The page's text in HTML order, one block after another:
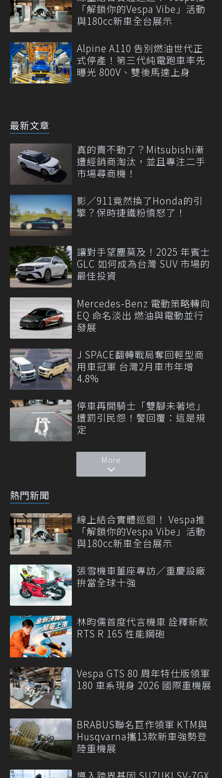
「解鎖你的Vespa Vibe」活動
與180cc新車全台展示
Alpine A110 告別燃油世代正
式停產！第三代純電跑車率先
曝光 800V、雙後馬達上身
最新文章
真的賣不動了？Mitsubishi漸
遭經銷商淘汰，並且專注二手
市場尋商機！
影／911竟然換了Honda的引
擎？保時捷鐵粉憤怒了！
讓對手望塵莫及！2025 年賓士
GLC 如何成為台灣 SUV 市場的
最佳投資
Mercedes-Benz 電動策略轉向
EQ 命名淡出 燃油與電動並行
發展
J SPACE翻轉戰局奪回輕型商
用車冠軍 台灣2月車市年增
4.8%
停車再開騎士「雙腳未著地」
遭罰引民怨！警回覆：這是規
定
More
熱門新聞
線上結合實體巡迴！ Vespa推
「解鎖你的Vespa Vibe」活動
與180cc新車全台展示
張雪機車董座專訪／重慶設廠
拚當全球十強
林昀儒首度代言機車 詮釋新款
RTS R 165 性能鋼砲
Vespa GTS 80 周年特仕版領軍
180 車系現身 2026 國際重機展
BRABUS聯名巨作領軍 KTM與
Husqvarna攜13款新車強勢登
陸重機展
導入跨界基因 SUZUKI SV-7GX